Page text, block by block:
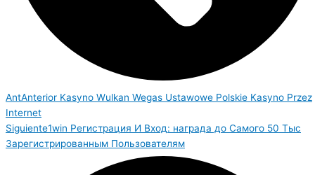
AntAnterior Kasyno Wulkan Wegas Ustawowe Polskie Kasyno Przez
Internet
Siguiente1win Регистрация И Вход: награда до Самого 50 Тыс
Зарегистрированным Пользователям